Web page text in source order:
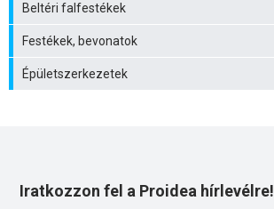
Beltéri falfestékek
Festékek, bevonatok
Épületszerkezetek
Iratkozzon fel a Proidea hírlevélre!